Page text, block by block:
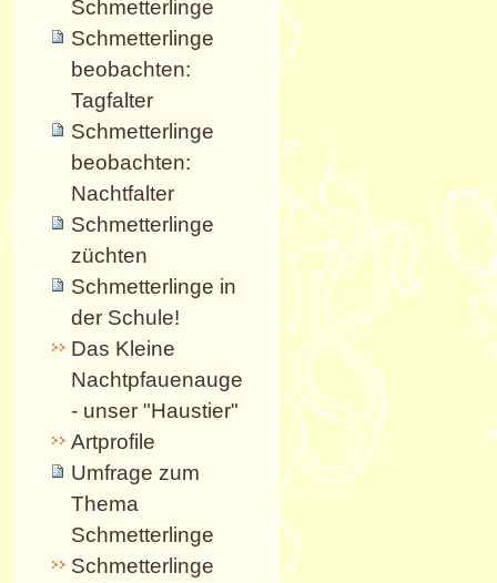
Schmetterlinge
Schmetterlinge
beobachten:
Tagfalter
Schmetterlinge
beobachten:
Nachtfalter
Schmetterlinge
züchten
Schmetterlinge in
der Schule!
Das Kleine
Nachtpfauenauge
- unser "Haustier"
Artprofile
Umfrage zum
Thema
Schmetterlinge
Schmetterlinge